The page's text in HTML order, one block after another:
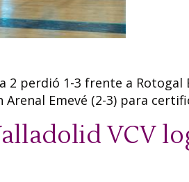
2 perdió 1-3 frente a
Emevé (2-3) para
VCV